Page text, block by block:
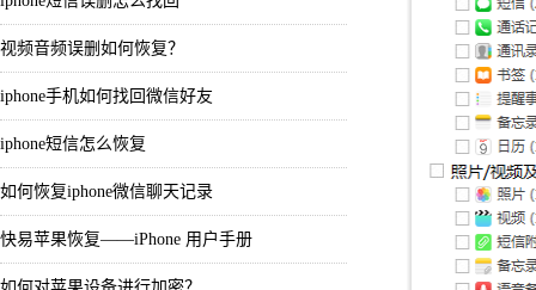
视频音频误删如何恢复？
iphone手机如何找回微信好友
iphone短信怎么恢复
如何恢复iphone微信聊天记录
快易苹果恢复——iPhone 用户手册